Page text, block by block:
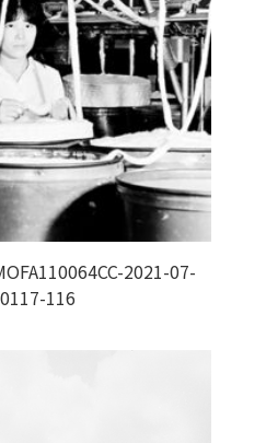
2021-07-
116